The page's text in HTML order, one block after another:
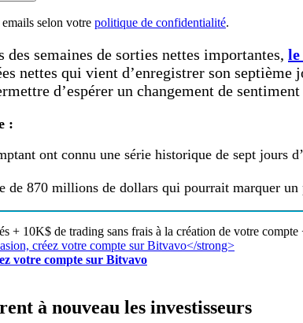
selon votre politique de confidentialité.
des semaines de sorties nettes importantes, le
nettes qui vient d’enregistrer son
d’espérer un changement de
:
ont connu une série historique de sept jours
de 870 millions de dollars qui pourrait marquer
+ 10K$ de trading sans frais à la création de votre
votre compte sur Bitvavo
à nouveau les investisseurs